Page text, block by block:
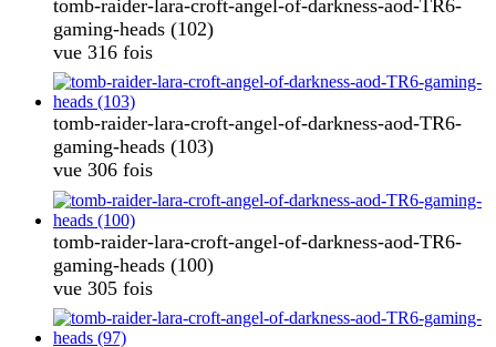
tomb-raider-lara-croft-angel-of-darkness-aod-TR6-
gaming-heads (102)
vue 316 fois
tomb-raider-lara-croft-angel-of-darkness-aod-TR6-
gaming-heads (103)
vue 306 fois
tomb-raider-lara-croft-angel-of-darkness-aod-TR6-
gaming-heads (100)
vue 305 fois